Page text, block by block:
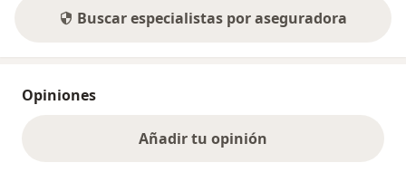
Buscar especialistas por aseguradora
Opiniones
Añadir tu opinión